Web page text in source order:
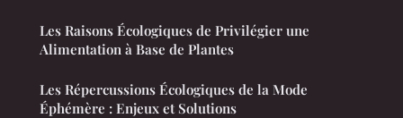
Les Raisons Écologiques de Privilégier une
Alimentation à Base de Plantes
Les Répercussions Écologiques de la Mode
Éphémère : Enjeux et Solutions